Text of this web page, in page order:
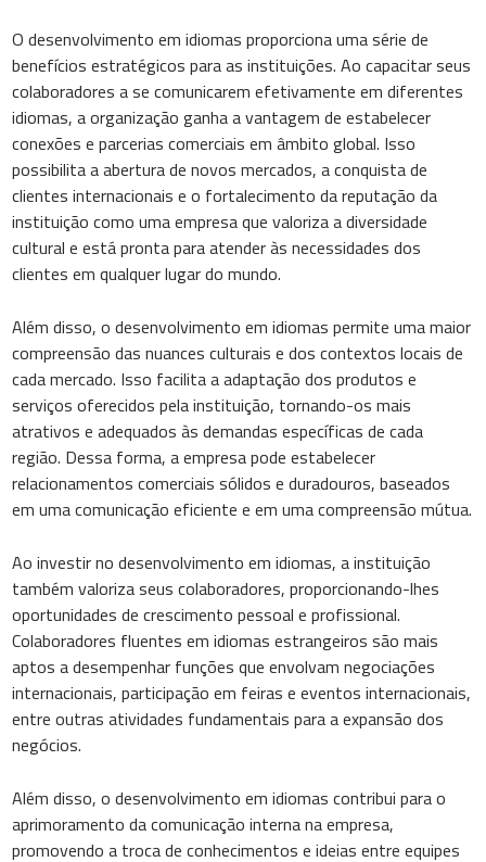
O desenvolvimento em idiomas proporciona uma série de
benefícios estratégicos para as instituições. Ao capacitar seus
colaboradores a se comunicarem efetivamente em diferentes
idiomas, a organização ganha a vantagem de estabelecer
conexões e parcerias comerciais em âmbito global. Isso
possibilita a abertura de novos mercados, a conquista de
clientes internacionais e o fortalecimento da reputação da
instituição como uma empresa que valoriza a diversidade
cultural e está pronta para atender às necessidades dos
clientes em qualquer lugar do mundo.
Além disso, o desenvolvimento em idiomas permite uma maior
compreensão das nuances culturais e dos contextos locais de
cada mercado. Isso facilita a adaptação dos produtos e
serviços oferecidos pela instituição, tornando-os mais
atrativos e adequados às demandas específicas de cada
região. Dessa forma, a empresa pode estabelecer
relacionamentos comerciais sólidos e duradouros, baseados
em uma comunicação eficiente e em uma compreensão mútua.
Ao investir no desenvolvimento em idiomas, a instituição
também valoriza seus colaboradores, proporcionando-lhes
oportunidades de crescimento pessoal e profissional.
Colaboradores fluentes em idiomas estrangeiros são mais
aptos a desempenhar funções que envolvam negociações
internacionais, participação em feiras e eventos internacionais,
entre outras atividades fundamentais para a expansão dos
negócios.
Além disso, o desenvolvimento em idiomas contribui para o
aprimoramento da comunicação interna na empresa,
promovendo a troca de conhecimentos e ideias entre equipes